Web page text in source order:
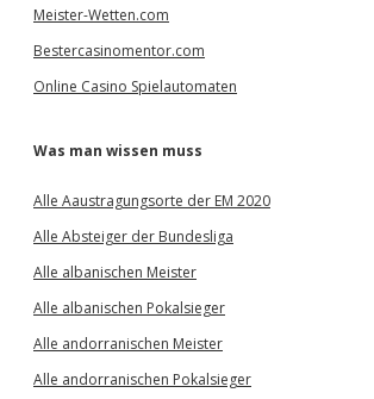
Meister-Wetten.com
Bestercasinomentor.com
Online Casino Spielautomaten
Was man wissen muss
Alle Aaustragungsorte der EM 2020
Alle Absteiger der Bundesliga
Alle albanischen Meister
Alle albanischen Pokalsieger
Alle andorranischen Meister
Alle andorranischen Pokalsieger